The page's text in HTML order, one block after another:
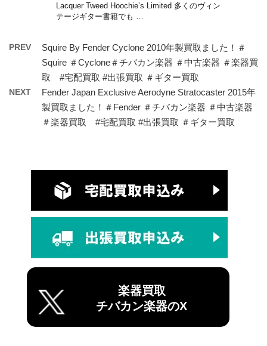
Lacquer Tweed Hoochie’s Limited 多くのヴィン
テージギター書籍でも …
PREV
Squire By Fender Cyclone 2010年製買取ました！＃
Squire ＃Cyclone＃チバカン楽器 ＃中古楽器 ＃楽器買
取 #宅配買取 #出張買取 ＃ギター買取
NEXT
Fender Japan Exclusive Aerodyne Stratocaster 2015年
製買取ました！＃Fender ＃チバカン楽器 ＃中古楽器
＃楽器買取 #宅配買取 #出張買取 ＃ギター買取
楽器買取
チバカン楽器のX